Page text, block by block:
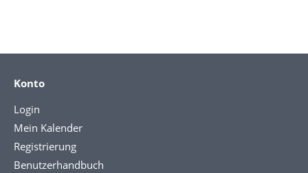
Konto
Login
Mein Kalender
Registrierung
Benutzerhandbuch